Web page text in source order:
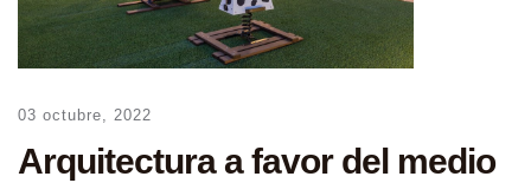
03 octubre, 2022
Arquitectura a favor del medio